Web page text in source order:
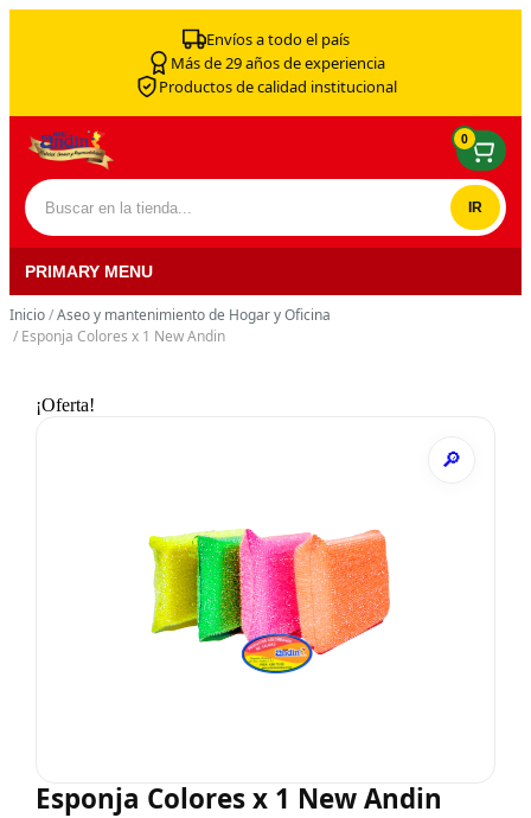
Envíos a todo el país
Más de 29 años de experiencia
Productos de calidad institucional
Buscar por:
0
PRIMARY MENU
Inicio/Aseo y mantenimiento de Hogar y Oficina
/ Esponja Colores x 1 New Andin
¡Oferta!
Esponja Colores x 1 New Andin